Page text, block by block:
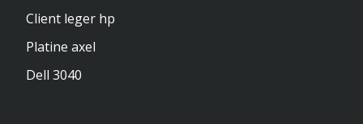
Client leger hp
Platine axel
Dell 3040